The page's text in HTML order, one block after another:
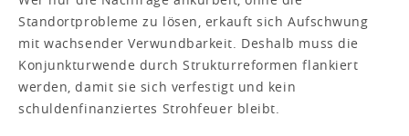
Standortprobleme zu lösen, erkauft sich Aufschwung
mit wachsender Verwundbarkeit. Deshalb muss die
Konjunkturwende durch Strukturreformen flankiert
werden, damit sie sich verfestigt und kein
schuldenfinanziertes Strohfeuer bleibt.